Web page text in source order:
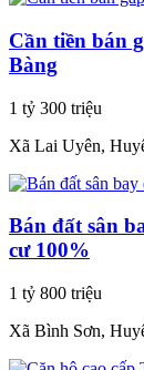
Cần tiền bán
Bàng
1 tỷ 300 triệu
Xã Lai Uyên,
Bán đất sân
cư 100%
1 tỷ 800 triệu
Xã Bình Sơn,